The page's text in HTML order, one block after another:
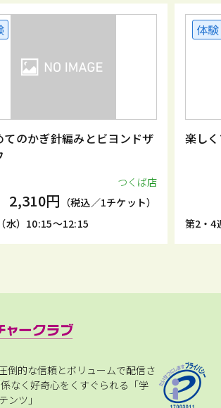
てのかぎ針編みとビヨンドザ
つくば店
2,310円 （税込／1チケット）
水）10:15～12:15
体験
楽し
第2・4
倒的な信頼とボリュームで配信さ
なく好奇心をくすぐられる「学
ンツ」